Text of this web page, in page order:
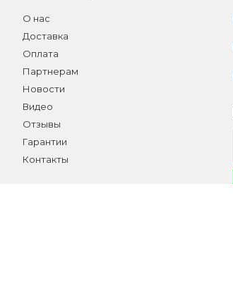
О нас
Доставка
Оплата
Партнерам
Новости
Видео
Отзывы
Гарантии
Контакты